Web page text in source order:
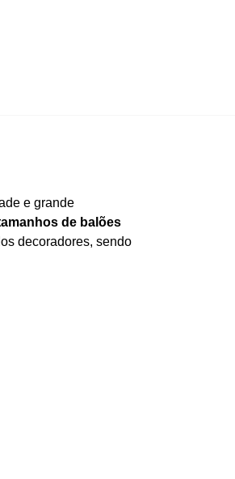
e grande
de balões
decoradores, sendo